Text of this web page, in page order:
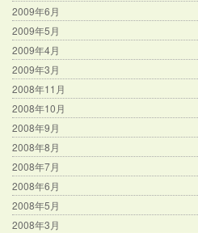
2009年6月
2009年5月
2009年4月
2009年3月
2008年11月
2008年10月
2008年9月
2008年8月
2008年7月
2008年6月
2008年5月
2008年3月